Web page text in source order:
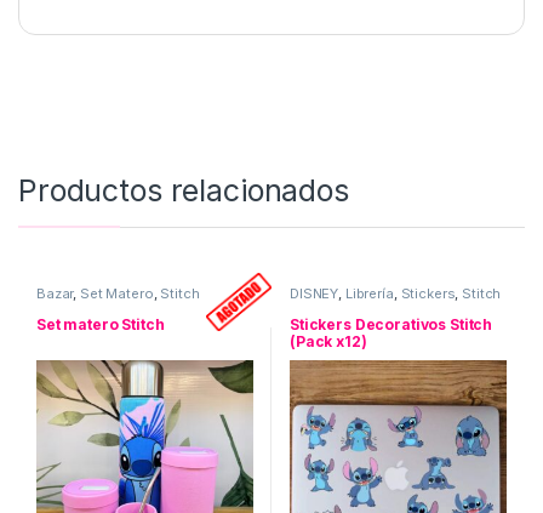
Productos relacionados
Bazar, Set Matero, Stitch
Set matero Stitch
DISNEY, Librería, Stickers, Stitch
Stickers Decorativos Stitch
(Pack x12)